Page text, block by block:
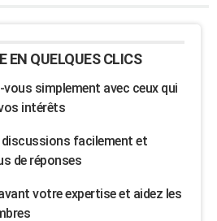
EN QUELQUES CLICS
simplement avec ceux qui
intérêts
discussions facilement et
de réponses
votre expertise et aidez les